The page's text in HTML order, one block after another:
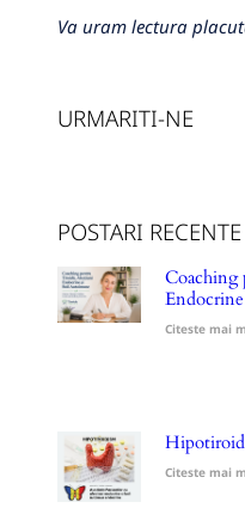
Va uram lectura
URMARITI-NE
POSTARI RECENTE
Citeste mai
Citeste mai